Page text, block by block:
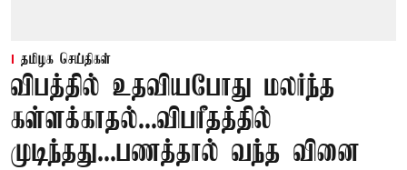
தமிழக செய்திகள்
விபத்தில் உதவியபோது மலர்ந்த
கள்ளக்காதல்...விபரீதத்தில்
முடிந்தது...பணத்தால் வந்த வினை